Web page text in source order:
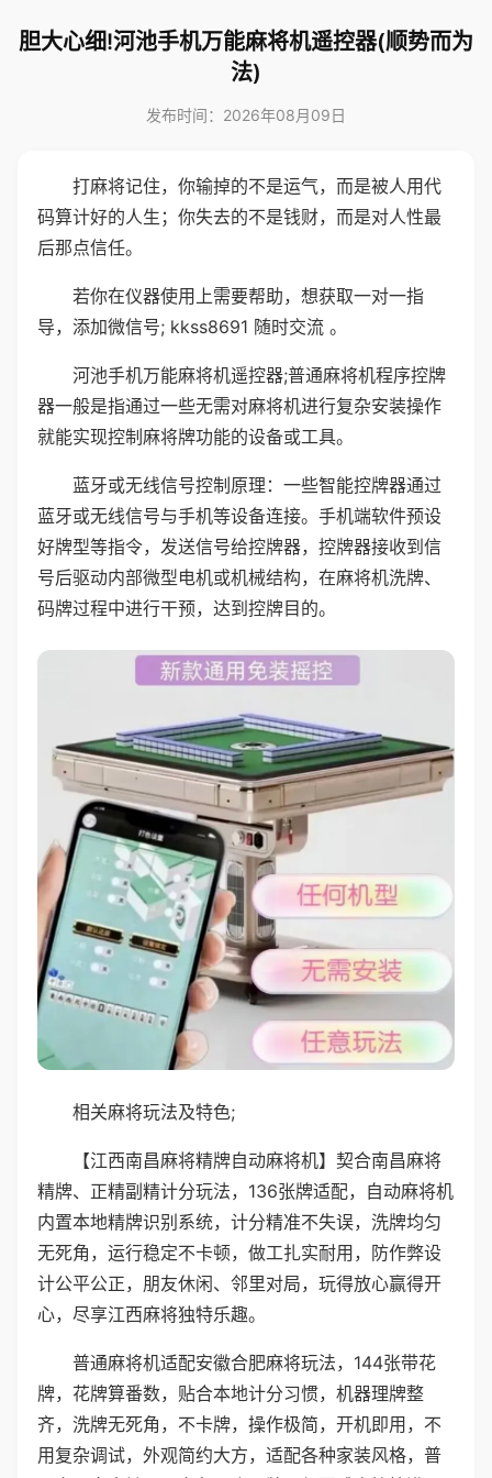
胆大心细!河池手机万能麻将机遥控器(顺势而为
法)
发布时间：2026年08月09日
打麻将记住，你输掉的不是运气，而是被人用代
码算计好的人生；你失去的不是钱财，而是对人性最
后那点信任。
若你在仪器使用上需要帮助，想获取一对一指
导，添加微信号; kkss8691 随时交流 。
河池手机万能麻将机遥控器;普通麻将机程序控牌
器一般是指通过一些无需对麻将机进行复杂安装操作
就能实现控制麻将牌功能的设备或工具。
蓝牙或无线信号控制原理：一些智能控牌器通过
蓝牙或无线信号与手机等设备连接。手机端软件预设
好牌型等指令，发送信号给控牌器，控牌器接收到信
号后驱动内部微型电机或机械结构，在麻将机洗牌、
码牌过程中进行干预，达到控牌目的。
相关麻将玩法及特色;
【江西南昌麻将精牌自动麻将机】契合南昌麻将
精牌、正精副精计分玩法，136张牌适配，自动麻将机
内置本地精牌识别系统，计分精准不失误，洗牌均匀
无死角，运行稳定不卡顿，做工扎实耐用，防作弊设
计公平公正，朋友休闲、邻里对局，玩得放心赢得开
心，尽享江西麻将独特乐趣。
普通麻将机适配安徽合肥麻将玩法，144张带花
牌，花牌算番数，贴合本地计分习惯，机器理牌整
齐，洗牌无死角，不卡牌，操作极简，开机即用，不
用复杂调试，外观简约大方，适配各种家装风格，普